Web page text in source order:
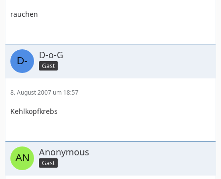
rauchen
D-o-G
Gast
8. August 2007 um 18:57
Kehlkopfkrebs
Anonymous
Gast